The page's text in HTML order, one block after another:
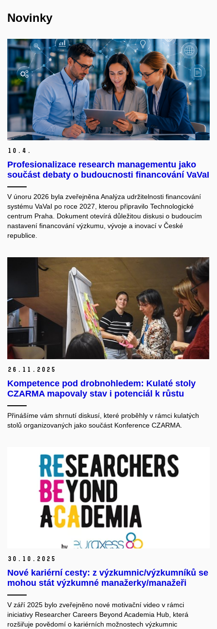
Novinky
10. 4.
Profesionalizace research managementu jako
součást debaty o budoucnosti financování VaVaI
V únoru 2026 byla zveřejněna Analýza udržitelnosti financování
systému VaVaI po roce 2027, kterou připravilo Technologické
centrum Praha. Dokument otevírá důležitou diskusi o budoucím
nastavení financování výzkumu, vývoje a inovací v České
republice.
26. 11. 2025
Kompetence pod drobnohledem: Kulaté stoly
CZARMA mapovaly stav i potenciál k růstu
Přinášíme vám shrnutí diskusí, které proběhly v rámci kulatých
stolů organizovaných jako součást Konference CZARMA.
30. 10. 2025
Nové kariérní cesty: z výzkumnic/výzkumníků se
mohou stát výzkumné manažerky/manažeři
V září 2025 bylo zveřejněno nové motivační video v rámci
iniciativy Researcher Careers Beyond Academia Hub, která
rozšiřuje povědomí o kariérních možnostech výzkumnic